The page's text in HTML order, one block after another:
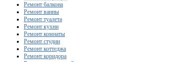
Ремонт балкона
Ремонт ванны
Ремонт туалета
Ремонт кухни
Ремонт комнаты
Ремонт студии
Ремонт коттеджа
Ремонт коридора